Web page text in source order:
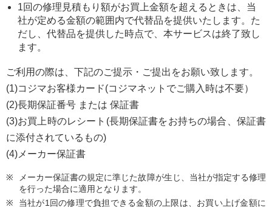
1回の修理見積もり額がお買上金額を超えるときは、当
社が定める金額の範囲内で代替品を提供いたします。た
だし、代替品を提供した時点で、本サービスは終了致し
ます。
ご利用の際は、下記のご提示・ご提出をお願い致します。
(1)コジマお客様カード(コジマネットでご購入時は不要）
(2)長期保証番号 または 保証書
(3)お買上時のレシート(長期保証書をお持ちの場合、保証書
に添付されているもの)
(4)メーカー保証書
メーカー保証書の規定に準じた故障が生じ、当社が指定する修理
を行った場合に適用となります。
当社が1回の修理で負担できる金額の上限は、お買い上げ金額に